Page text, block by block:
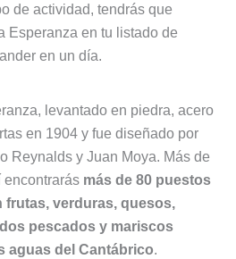
de actividad, tendrás que
Esperanza en tu listado de
en un día.
levantado en piedra, acero
en 1904 y fue diseñado por
Reynalds y Juan Moya. Más de
encontrarás más de 80 puestos
frutas, verduras, quesos,
pescados y mariscos
aguas del Cantábrico.